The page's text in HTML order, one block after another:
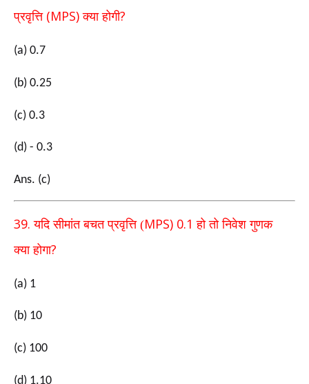
प्रवृत्ति(MPS)क्या होगी?
(a) 0.7
(b) 0.25
(c) 0.3
(d) - 0.3
Ans. (c)
39.यदि सीमांत बचत प्रवृत्ति (MPS) 0.1हो तो निवेश गुणक
क्या होगा?
(a) 1
(b) 10
(c) 100
(d) 1.10